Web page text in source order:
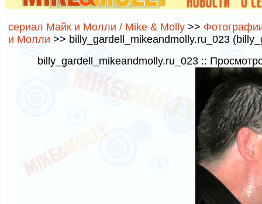
сериал Майк и Молли / Mike & Molly >>
и Молли >> billy_gardell_mikeandmolly.ru_023
billy_gardell_mikeandmolly.ru_023 ::